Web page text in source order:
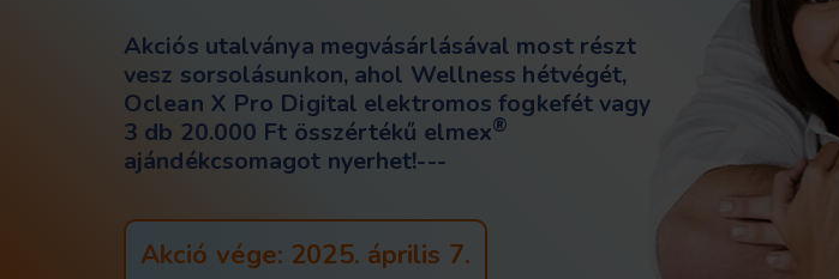
Akciós utalványa megvásárlásával most részt
vesz sorsolásunkon, ahol Wellness hétvégét,
Oclean X Pro Digital elektromos fogkefét vagy
3 db 20.000 Ft összértékű elmex®
ajándékcsomagot nyerhet!---
Akció vége: 2025. április 7.